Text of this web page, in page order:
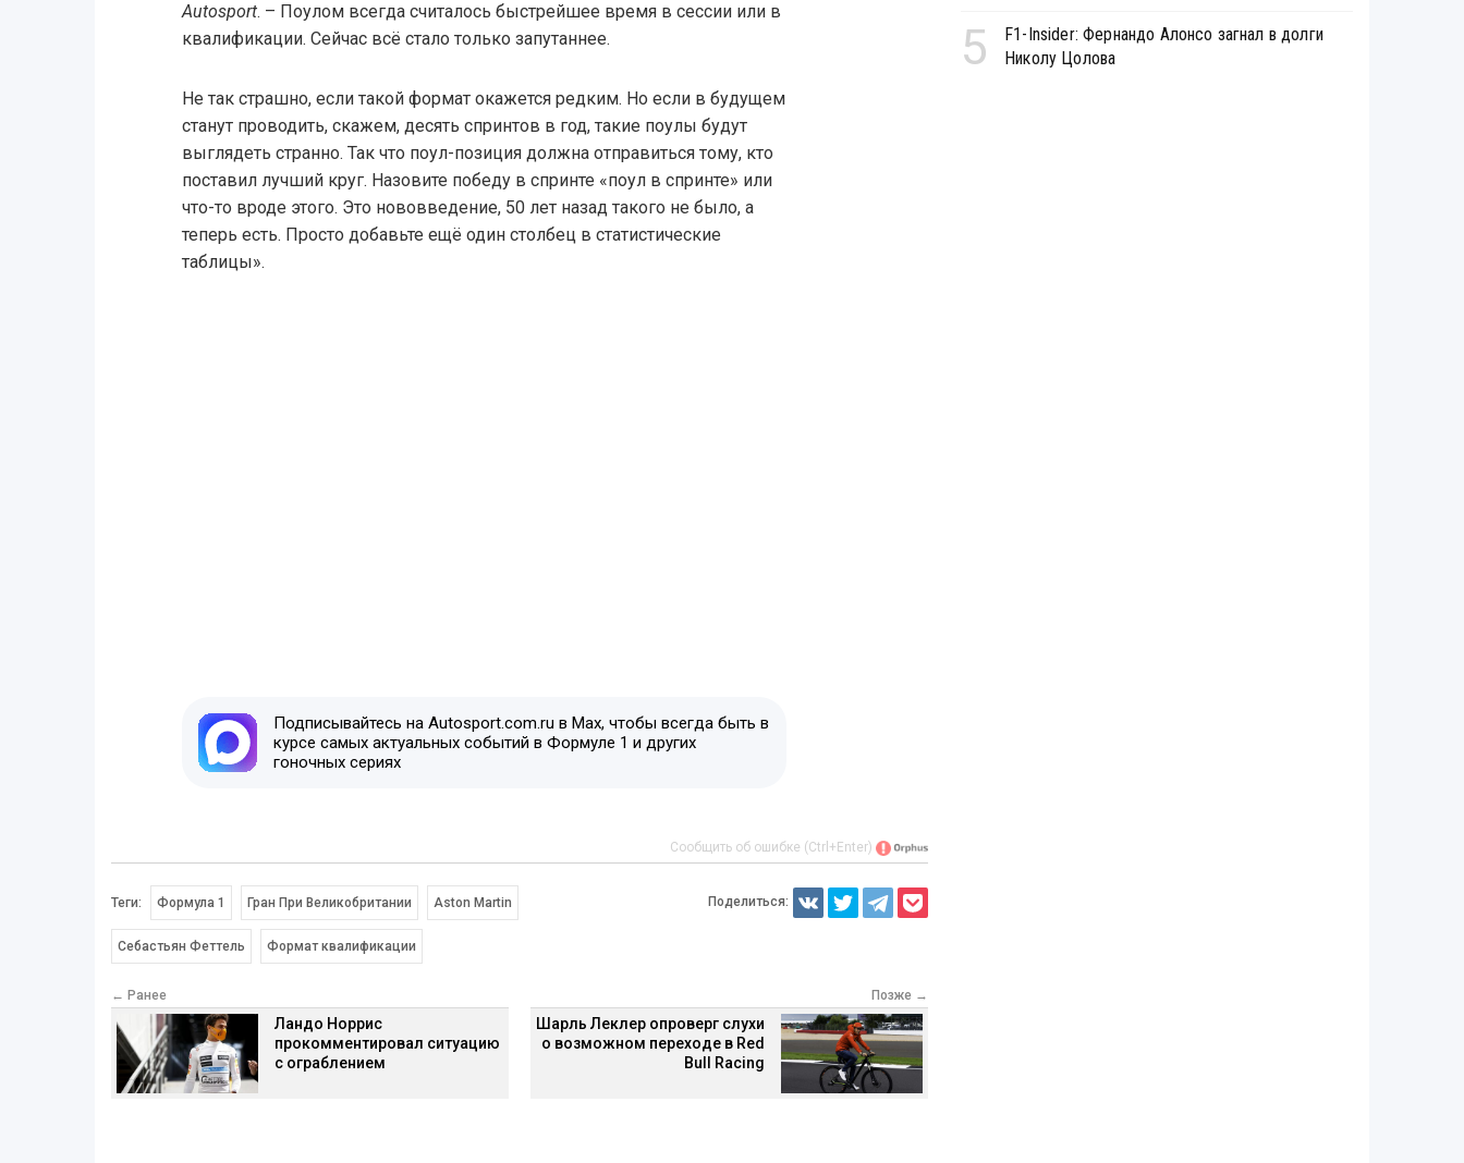
Autosport. – Поулом всегда считалось быстрейшее время в сессии или в
квалификации. Сейчас всё стало только запутаннее.
Не так страшно, если такой формат окажется редким. Но если в будущем
станут проводить, скажем, десять спринтов в год, такие поулы будут
выглядеть странно. Так что поул-позиция должна отправиться тому, кто
поставил лучший круг. Назовите победу в спринте «поул в спринте» или
что-то вроде этого. Это нововведение, 50 лет назад такого не было, а
теперь есть. Просто добавьте ещё один столбец в статистические
таблицы».
Подписывайтесь на Autosport.com.ru в Max, чтобы всегда быть в
курсе самых актуальных событий в Формуле 1 и других
гоночных сериях
Сообщить об ошибке (Ctrl+Enter)
Теги: Формула 1 Гран При Великобритании Aston Martin
Себастьян Феттель Формат квалификации
Поделиться:
← Ранее
Ландо Норрис
прокомментировал ситуацию
с ограблением
Позже →
Шарль Леклер опроверг слухи
о возможном переходе в Red
Bull Racing
5
F1-Insider: Фернандо Алонсо загнал в долги
Николу Цолова